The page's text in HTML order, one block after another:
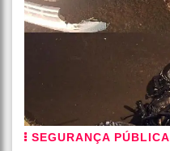
SEGURANÇA PÚBLICA